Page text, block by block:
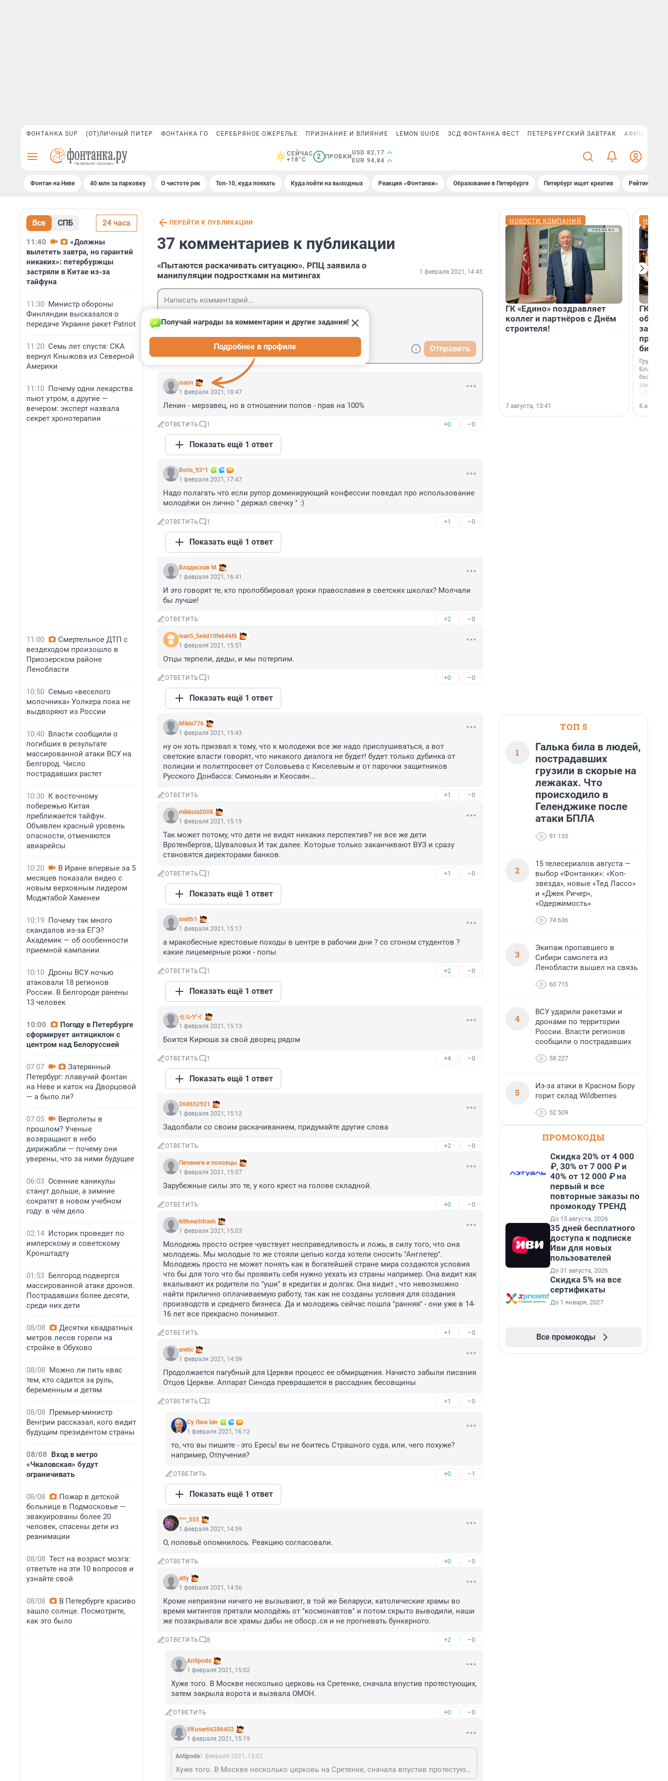
ФОНТАНКА SUP (ОТ)ЛИЧНЫЙ ПИТЕР ФОНТАНКА ГО СЕРЕБРЯНОЕ ОЖЕРЕЛЬЕ ПРИЗНАНИЕ И ВЛИЯНИЕ LEMON GUIDE ЗСД ФОНТАНКА ФЕСТ ПЕТЕРБУРГСКИЙ ЗАВТРАК АФИША PLUS
СЕЙЧАС
+18°C
2 ПРОБКИ
USD 82,17
EUR 94,84
Фонтан на Неве 40 млн за парковку О чистоте рек Топ-10, куда поехать Куда пойти на выходных Реакция «Фонтанки» Образование в Петербурге Петербург ищет креатив Рейтинги
Все СПБ 24 часа
11:40
«Должны
вылететь завтра, но гарантий
никаких»: петербуржцы
застряли в Китае из-за
тайфуна
11:30 Министр обороны
Финляндии высказался о
передаче Украине ракет Patriot
11:20 Семь лет спустя: СКА
вернул Кныжова из Северной
Америки
11:10 Почему одни лекарства
пьют утром, а другие —
вечером: эксперт назвала
секрет хронотерапии
11:00
Смертельное ДТП с
вездеходом произошло в
Приозерском районе
Ленобласти
10:50 Семью «веселого
молочника» Уолкера пока не
выдворяют из России
10:40 Власти сообщили о
погибших в результате
массированной атаки ВСУ на
Белгород. Число
пострадавших растет
10:30 К восточному
побережью Китая
приближается тайфун.
Объявлен красный уровень
опасности, отменяются
авиарейсы
10:20
В Иране впервые за 5
месяцев показали видео с
новым верховным лидером
Моджтабой Хаменеи
10:19 Почему так много
скандалов из-за ЕГЭ?
Академик — об особенности
приемной кампании
10:10 Дроны ВСУ ночью
атаковали 18 регионов
России. В Белгороде ранены
13 человек
10:00
Погоду в Петербурге
сформирует антициклон с
центром над Белоруссией
07:07
Затерянный
Петербург: плавучий фонтан
на Неве и каток на Дворцовой
— а было ли?
07:05
Вертолеты в
прошлом? Ученые
возвращают в небо
дирижабли — почему они
уверены, что за ними будущее
06:03 Осенние каникулы
станут дольше, а зимние
сократят в новом учебном
году: в чём дело
02:14 Историк проведет по
имперскому и советскому
Кронштадту
01:53 Белгород подвергся
массированной атаке дронов.
Пострадавших более десяти,
среди них дети
08/08
Десятки квадратных
метров лесов горели на
стройке в Обухово
08/08 Можно ли пить квас
тем, кто садится за руль,
беременным и детям
08/08 Премьер-министр
Венгрии рассказал, кого видит
будущим президентом страны
08/08 Вход в метро
«Чкаловская» будут
ограничивать
08/08
Пожар в детской
больнице в Подмосковье —
эвакуированы более 20
человек, спасены дети из
реанимации
08/08 Тест на возраст мозга:
ответьте на эти 10 вопросов и
узнайте свой
08/08
В Петербурге красиво
зашло солнце. Посмотрите,
как это было
ПЕРЕЙТИ К ПУБЛИКАЦИИ
37 комментариев к публикации
«Пытаются раскачивать ситуацию». РПЦ заявила о
манипуляции подростками на митингах
1 февраля 2021, 14:45
Отправить
isaon
Получай награды за комментарии и другие задания!
Подробнее в профиле
1 февраля 2021, 18:47
Ленин - мерзавец, но в отношении попов - прав на 100%
ОТВЕТИТЬ 1 +0 –0
Показать ещё 1 ответ
Boris_93*1
1 февраля 2021, 17:47
Надо полагать что если рупор доминирующий конфессии поведал про использование
молодёжи он лично " держал свечку " :)
ОТВЕТИТЬ 1 +1 –0
Показать ещё 1 ответ
Владислав М
1 февраля 2021, 16:41
И это говорят те, кто пролоббировал уроки православия в светских школах? Молчали
бы лучше!
ОТВЕТИТЬ +2 –0
ivan5_5e4d10fe646f6
1 февраля 2021, 15:51
Отцы терпели, деды, и мы потерпим.
ОТВЕТИТЬ 1 +0 –0
Показать ещё 1 ответ
Mikle776
1 февраля 2021, 15:43
ну он хоть призвал к тому, что к молодежи все же надо прислушиваться, а вот
светские власти говорят, что никакого диалога не будет! будет только дубинка от
полиции и политпросвет от Соловьева с Киселевым и от парочки защитников
Русского Донбасса: Симоньян и Кеосаян...
ОТВЕТИТЬ +1 –0
mikkola2008
1 февраля 2021, 15:19
Так может потому, что дети не видят никаких перспектив? не все же дети
Вротенбергов, Шуваловых И так далее. Которые только заканчивают ВУЗ и сразу
становятся директорами банков.
ОТВЕТИТЬ 1 +1 –0
Показать ещё 1 ответ
smith1
1 февраля 2021, 15:17
а мракобесные крестовые походы в центре в рабочии дни ? со сгоном студентов ?
какие лицемерные рожи - попы
ОТВЕТИТЬ 1 +2 –0
Показать ещё 1 ответ
セルゲイ
1 февраля 2021, 15:13
Боится Кирюша за свой дворец рядом
ОТВЕТИТЬ 1 +4 –0
Показать ещё 1 ответ
260652921
1 февраля 2021, 15:12
Задолбали со своим раскачиванием, придумайте другие слова
ОТВЕТИТЬ +2 –0
Печенеги и половцы
1 февраля 2021, 15:07
Зарубежные силы это те, у кого крест на голове складной.
ОТВЕТИТЬ +0 –0
killbeachtrash
1 февраля 2021, 15:03
Молодежь просто острее чувствует несправедливость и ложь, в силу того, что она
молодежь. Мы молодые то же стояли цепью когда хотели сносить "Англетер".
Молодежь просто не может понять как в богатейшей стране мира создаются условия
что бы для того что бы проявить себя нужно уехать из страны например. Она видит как
вкалывают их родители по "уши" в кредитах и долгах. Она видит , что невозможно
найти прилично оплачиваемую работу, так как не созданы условия для создания
производств и среднего бизнеса. Да и молодежь сейчас пошла "ранняя" - они уже в 14-
16 лет все прекрасно понимают.
ОТВЕТИТЬ +1 –0
eretic
1 февраля 2021, 14:59
Продолжается пагубный для Церкви процесс ее обмирщения. Начисто забыли писания
Отцов Церкви. Аппарат Синода превращается в рассадник бесовщины
ОТВЕТИТЬ 2 +1 –0
Су Люк Ын
1 февраля 2021, 16:12
то, что вы пишите - это Ересь! вы не боитесь Страшного суда, или, чего похуже?
например, Отлучения?
ОТВЕТИТЬ +0 –1
Показать ещё 1 ответ
***_555
1 февраля 2021, 14:59
О, поповьё опомнилось. Реакцию согласовали.
ОТВЕТИТЬ +0 –0
atty
1 февраля 2021, 14:56
Кроме неприязни ничего не вызывают, в той же Беларуси, католические храмы во
время митингов прятали молодёжь от "космонавтов" и потом скрыто выводили, наши
же позакрывали все храмы дабы не обоср..ся и не прогневать бункерного.
ОТВЕТИТЬ 8 +2 –0
Antipode
1 февраля 2021, 15:02
Хуже того. В Москве несколько церковь на Сретенке, сначала впустив протестующих,
затем закрыла ворота и вызвала ОМОН.
ОТВЕТИТЬ +0 –0
VKuser66286402
1 февраля 2021, 15:19
Antipode1 февраля 2021, 15:02
Хуже того. В Москве несколько церковь на Сретенке, сначала впустив протестующих, затем закрыла ворота и вызвала ОМОН.
НОВОСТИ КОМПАНИЙ
ГК «Едино» поздравляет
коллег и партнёров с Днём
строителя!
7 августа, 13:41
ГК
Группа
6
ТОП 5
1
Галька била в людей,
пострадавших
грузили в скорые на
лежаках. Что
происходило в
Геленджике после
атаки БПЛА
91 135
2
15 телесериалов августа —
выбор «Фонтанки»: «Коп-
звезда», новые «Тед Лассо»
и «Джек Ричер»,
«Одержимость»
74 636
3
Экипаж пропавшего в
Сибири самолета из
Ленобласти вышел на связь
60 715
4
ВСУ ударили ракетами и
дронами по территории
России. Власти регионов
сообщили о пострадавших
58 227
5
Из-за атаки в Красном Бору
горит склад Wildberries
52 509
ПРОМОКОДЫ
Скидка 20% от 4 000
₽, 30% от 7 000 ₽ и
40% от 12 000 ₽ на
первый и все
повторные заказы по
промокоду ТРЕНД
До 15 августа, 2026
35 дней бесплатного
доступа к подписке
Иви для новых
пользователей
До 31 августа, 2026
Скидка 5% на все
сертификаты
До 1 января, 2027
Все промокоды